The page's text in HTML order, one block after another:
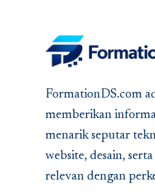
FormationDS.com
memberikan
menarik seputar
website, desain,
relevan dengan